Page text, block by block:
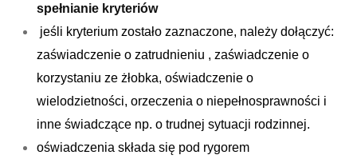
spełnianie kryteriów
jeśli kryterium zostało zaznaczone, należy dołączyć:
zaświadczenie o zatrudnieniu , zaświadczenie o
korzystaniu ze żłobka, oświadczenie o
wielodzietności, orzeczenia o niepełnosprawności i
inne świadczące np. o trudnej sytuacji rodzinnej.
oświadczenia składa się pod rygorem